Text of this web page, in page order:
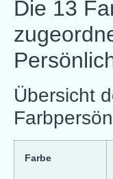
Die 13
Übersicht
Farbe